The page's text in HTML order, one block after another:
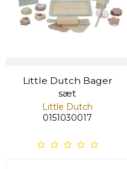
Little Dutch Bager
sæt
Little Dutch
0151030017